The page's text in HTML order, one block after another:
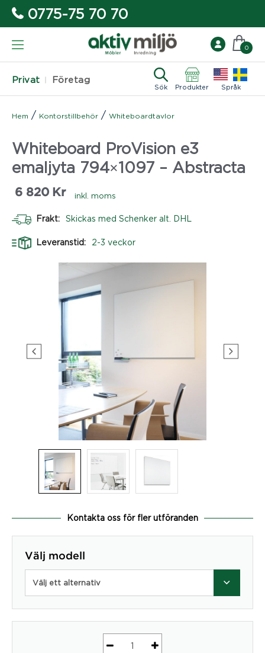
0775-75 70 70
Privat Företag
Sök Produkter Språk
0
Hem / Kontorstillbehör / Whiteboardtavlor
Whiteboard ProVision e3
emaljyta 794×1097 – Abstracta
6 820 Kr inkl. moms
Frakt: Skickas med Schenker alt. DHL
Leveranstid: 2-3 veckor
Kontakta oss för fler utföranden
Välj modell
Välj ett alternativ